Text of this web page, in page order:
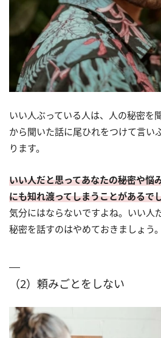
いい人ぶっている人は、人の秘密を
から聞いた話に尾ひれをつけて言い
ります。
いい人だと思ってあなたの秘密や悩
にも知れ渡ってしまうことがあるで
気分にはならないですよね。いい人
秘密を話すのはやめておきましょう。
（2）頼みごとをしない